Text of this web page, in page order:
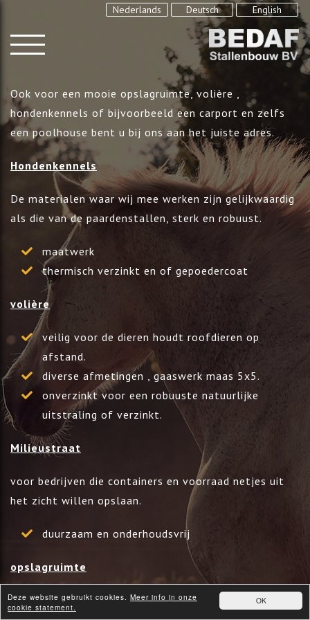
OK
Deze website gebruikt cookies. Meer info in onze
cookie statement.
Nederlands Deutsch English
Ook voor een mooie opslagruimte, volière ,
hondenkennels of bijvoorbeeld een carport en zelfs
een poolhouse bent u bij ons aan het juiste adres.
Hondenkennels
De materialen waar wij mee werken zijn gelijkwaardig
als die van de paardenstallen, sterk en robuust.
maatwerk
thermisch verzinkt en of gepoedercoat
volière
veilig voor de dieren houdt roofdieren op
afstand.
diverse afmetingen , gaaswerk maas 5x5.
onverzinkt voor een robuuste natuurlijke
uitstraling of verzinkt.
Milieustraat
voor bedrijven die containers en voorraad netjes uit
het zicht willen opslaan.
duurzaam en onderhoudsvrij
opslagruimte
geheel naar wens te produceren.